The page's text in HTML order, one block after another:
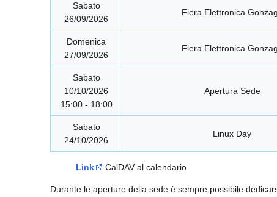
Sabato
26/09/2026
Fiera Elettronica
Domenica
27/09/2026
Fiera Elettronica
Sabato
10/10/2026
15:00 - 18:00
Apertura Sede
Sabato
24/10/2026
Linux Day
Link CalDAV al calendario
Durante le aperture della sede è sempre possibile